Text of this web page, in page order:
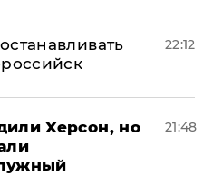
22:12
Херсон, но
21:48